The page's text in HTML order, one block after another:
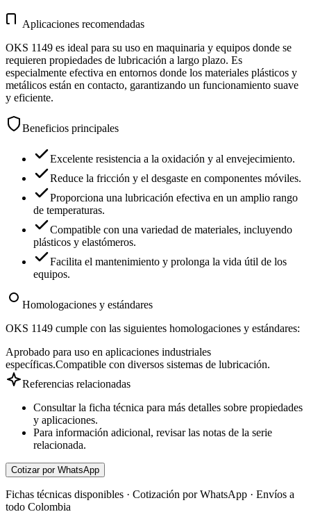
Aplicaciones recomendadas
OKS 1149 es ideal para su uso en maquinaria y equipos donde se
requieren propiedades de lubricación a largo plazo. Es
especialmente efectiva en entornos donde los materiales plásticos y
metálicos están en contacto, garantizando un funcionamiento suave
y eficiente.
Beneficios principales
Excelente resistencia a la oxidación y al envejecimiento.
Reduce la fricción y el desgaste en componentes móviles.
Proporciona una lubricación efectiva en un amplio rango
de temperaturas.
Compatible con una variedad de materiales, incluyendo
plásticos y elastómeros.
Facilita el mantenimiento y prolonga la vida útil de los
equipos.
Homologaciones y estándares
OKS 1149 cumple con las siguientes homologaciones y estándares:
Aprobado para uso en aplicaciones industriales
específicas.Compatible con diversos sistemas de lubricación.
Referencias relacionadas
Consultar la ficha técnica para más detalles sobre propiedades
y aplicaciones.
Para información adicional, revisar las notas de la serie
relacionada.
Cotizar por WhatsApp
Fichas técnicas disponibles · Cotización por WhatsApp · Envíos a
todo Colombia